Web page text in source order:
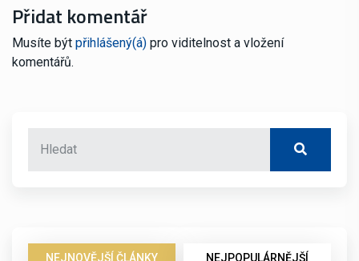
Přidat komentář
Musíte být přihlášený(á) pro viditelnost a vložení
komentářů.
NEJNOVĚJŠÍ ČLÁNKY NEJPOPULÁRNĚJŠÍ